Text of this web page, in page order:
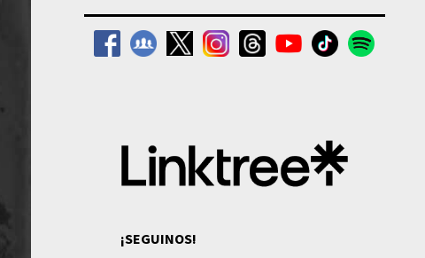
¡SEGUINOS!